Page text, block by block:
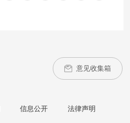
信息公开 法律声明
意见收集箱